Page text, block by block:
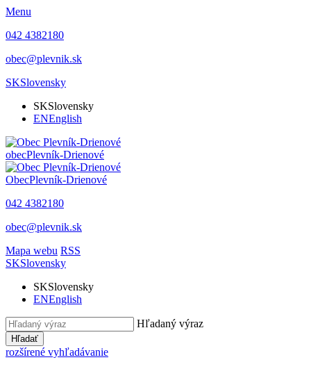
Menu
042 4382180
obec@plevnik.sk
SKSlovensky
SKSlovensky
ENEnglish
obecPlevník-Drienové
ObecPlevník-Drienové
042 4382180
obec@plevnik.sk
Mapa webu RSS
SKSlovensky
SKSlovensky
ENEnglish
Hľadaný výraz
Hľadať
rozšírené vyhľadávanie